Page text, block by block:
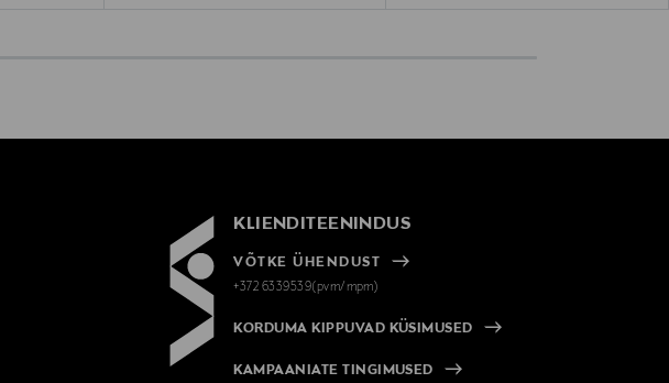
KLIENDITEENINDUS
VÕTKE ÜHENDUST
+372 6339539(pvm/mpm)
KORDUMA KIPPUVAD KÜSIMUSED
KAMPAANIATE TINGIMUSED